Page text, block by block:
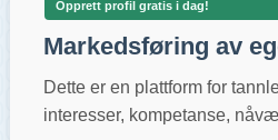
Opprett profil gratis i dag!
Markedsføring av
Dette er en plattform for
interesser, kompetanse,